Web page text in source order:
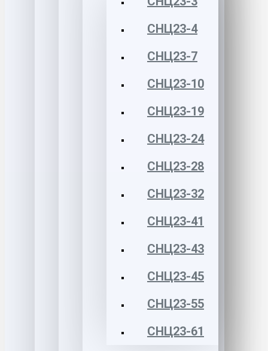
СНЦ23-4
СНЦ23-7
СНЦ23-10
СНЦ23-19
СНЦ23-24
СНЦ23-28
СНЦ23-32
СНЦ23-41
СНЦ23-43
СНЦ23-45
СНЦ23-55
СНЦ23-61